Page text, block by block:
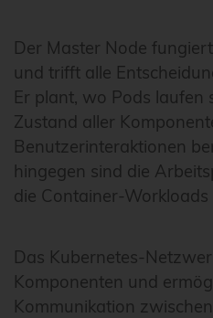
Der Master Node
und trifft alle
Er plant, wo Pods laufen
Zustand aller
Benutzerinteraktionen
hingegen sind die
die Container-
Das Kubernetes-
Komponenten und
Kommunikation